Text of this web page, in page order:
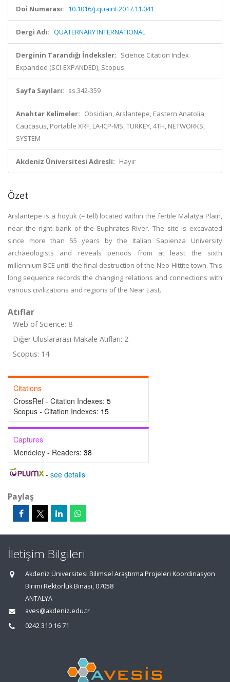
Doi Numarası: 10.1016/j.quaint.2017.11.041
Dergi Adı: QUATERNARY INTERNATIONAL
Derginin Tarandığı İndeksler: Science Citation Index
Expanded (SCI-EXPANDED), Scopus
Sayfa Sayıları: ss.342-359
Anahtar Kelimeler: Obsidian, Arslantepe, Eastern Anatolia,
Caucasus, Portable XRF, LA-ICP-MS, TURKEY, 4TH, NETWORKS,
SYSTEM
Akdeniz Üniversitesi Adresli: Hayır
Özet
Arslantepe is a hoyuk (= tell) located within the fertile Malatya Plain,
near the right bank of the Euphrates River. The site is excavated
since more than 55 years by the Italian Sapienza University
archaeologists and reveals periods from at least the sixth
millennium BCE until the final destruction of the Neo-Hittite town. This
long sequence records the changing relations and connections with
various civilizations and regions of the Near East.
Atıflar
Web of Science: 8
Diğer Uluslararası Makale Atıfları: 2
Scopus: 14
Citations
CrossRef - Citation Indexes: 5
Scopus - Citation Indexes: 15
Captures
Mendeley - Readers: 38
- see details
Paylaş
İletişim Bilgileri
Akdeniz Üniversitesi Bilimsel Araştırma Projeleri Koordinasyon
Birimi Rektörlük Binası, 07058
ANTALYA
aves@akdeniz.edu.tr
0242 310 16 71